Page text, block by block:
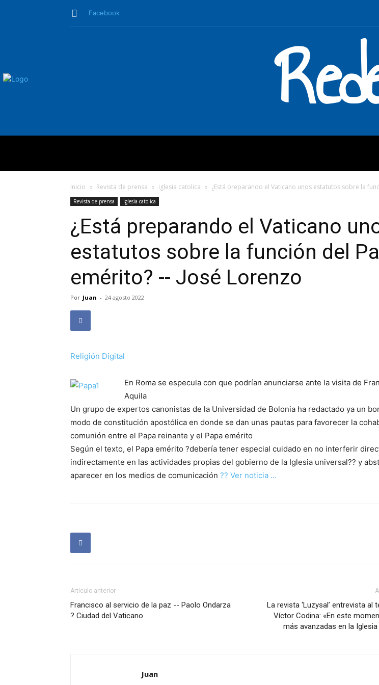
Facebook
Inicio Revista de prensa iglesia catolica ¿Está preparando el Vaticano unos estatutos sobre la
Revista de prensa iglesia catolica
¿Está preparando el Vaticano
estatutos sobre la función del
emérito? -- José Lorenzo
Por Juan - 24 agosto 2022
Religión Digital
En Roma se especula con que podrían anunciarse ante la visita de
Aquila
Un grupo de expertos canonistas de la Universidad de Bolonia ha redactado ya un
modo de constitución apostólica en donde se dan unas pautas para favorecer la
comunión entre el Papa reinante y el Papa emérito
Según el texto, el Papa emérito ?debería tener especial cuidado en no interferir
indirectamente en las actividades propias del gobierno de la Iglesia universal?? y
aparecer en los medios de comunicación ?? Ver noticia …
Artículo anterior
Francisco al servicio de la paz -- Paolo Ondarza
? Ciudad del Vaticano
La revista ‘Luzysal’ entrevista al
Víctor Codina: «En este
más avanzadas en la
Juan